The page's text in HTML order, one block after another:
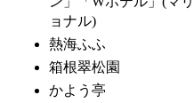
ョナル)
熱海ふふ
箱根翠松園
かよう亭